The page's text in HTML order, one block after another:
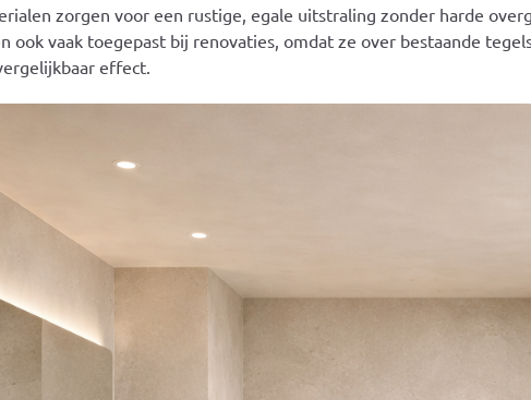
zorgen voor een rustige, egale uitstraling zonder harde
ook vaak toegepast bij renovaties, omdat ze over bestaande
effect.